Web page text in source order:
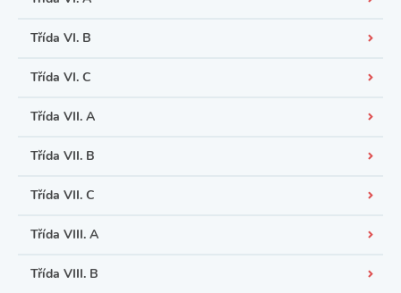
Třída VI. B
Třída VI. C
Třída VII. A
Třída VII. B
Třída VII. C
Třída VIII. A
Třída VIII. B